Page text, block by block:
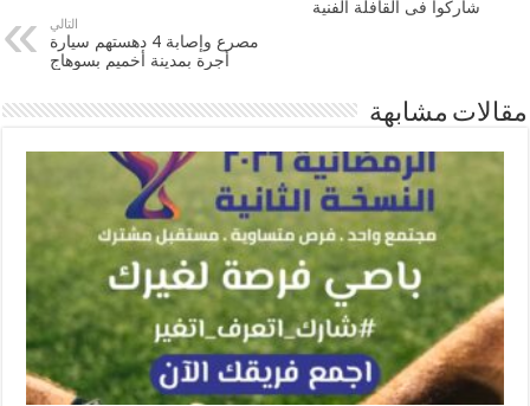
شاركوا فى القافلة الفنية
التالي
مصرع وإصابة 4 دهستهم سيارة
أجرة بمدينة أخميم بسوهاج
مقالات مشابهة